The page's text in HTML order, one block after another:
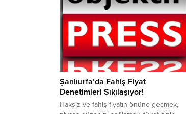
ve altın yükselişe geçti. Gram altın
yükselişini sürdürüyor. Gram altın bugün
saat 11.10 itibariyle 4.332 TL’den işlem
görüyor....
Şanlıurfa’da Fahiş Fiyat
Denetimleri Sıkılaşıyor!
Haksız ve fahiş fiyatın önüne geçmek,